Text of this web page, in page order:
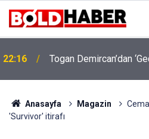
22:16 Togan Demircan’dan
19:32 Sıcak Havalarda
Anasayfa Magazin
'Survivor' itirafı